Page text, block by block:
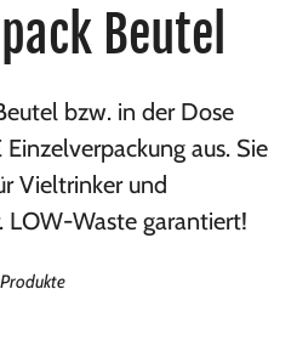
Beutel
bzw. in der Dose
aus. Sie
Vieltrinker und
LOW-Waste garantiert!